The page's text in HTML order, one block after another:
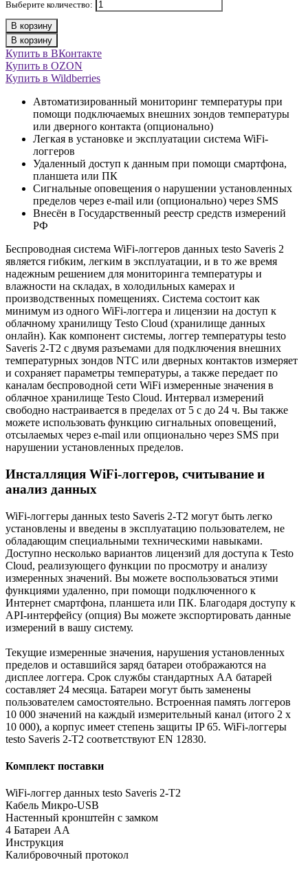
Выберите количество:
В корзину
В корзину
Купить в ВКонтакте
Купить в OZON
Купить в Wildberries
Автоматизированный мониторинг температуры при
помощи подключаемых внешних зондов температуры
или дверного контакта (опционально)
Легкая в установке и эксплуатации система WiFi-
логгеров
Удаленный доступ к данным при помощи смартфона,
планшета или ПК
Сигнальные оповещения о нарушении установленных
пределов через e-mail или (опционально) через SMS
Внесён в Государственный реестр средств измерений
РФ
Беспроводная система WiFi-логгеров данных testo Saveris 2
является гибким, легким в эксплуатации, и в то же время
надежным решением для мониторинга температуры и
влажности на складах, в холодильных камерах и
производственных помещениях. Система состоит как
минимум из одного WiFi-логгера и лицензии на доступ к
облачному хранилищу Testo Cloud (хранилище данных
онлайн). Как компонент системы, логгер температуры testo
Saveris 2-Т2 с двумя разъемами для подключения внешних
температурных зондов NTC или дверных контактов измеряет
и сохраняет параметры температуры, а также передает по
каналам беспроводной сети WiFi измеренные значения в
облачное хранилище Testo Cloud. Интервал измерений
свободно настраивается в пределах от 5 с до 24 ч. Вы также
можете использовать функцию сигнальных оповещений,
отсылаемых через e-mail или опционально через SMS при
нарушении установленных пределов.
Инсталляция WiFi-логгеров, считывание и
анализ данных
WiFi-логгеры данных testo Saveris 2-Т2 могут быть легко
установлены и введены в эксплуатацию пользователем, не
обладающим специальными техническими навыками.
Доступно несколько вариантов лицензий для доступа к Testo
Cloud, реализующего функции по просмотру и анализу
измеренных значений. Вы можете воспользоваться этими
функциями удаленно, при помощи подключенного к
Интернет смартфона, планшета или ПК. Благодаря доступу к
API-интерфейсу (опция) Вы можете экспортировать данные
измерений в вашу систему.
Текущие измеренные значения, нарушения установленных
пределов и оставшийся заряд батареи отображаются на
дисплее логгера. Срок службы стандартных АА батарей
составляет 24 месяца. Батареи могут быть заменены
пользователем самостоятельно. Встроенная память логгеров
10 000 значений на каждый измерительный канал (итого 2 х
10 000), а корпус имеет степень защиты IP 65. WiFi-логгеры
testo Saveris 2-Т2 соответствуют EN 12830.
Комплект поставки
WiFi-логгер данных testo Saveris 2-Т2
Кабель Микро-USB
Настенный кронштейн с замком
4 Батареи АА
Инструкция
Калибровочный протокол